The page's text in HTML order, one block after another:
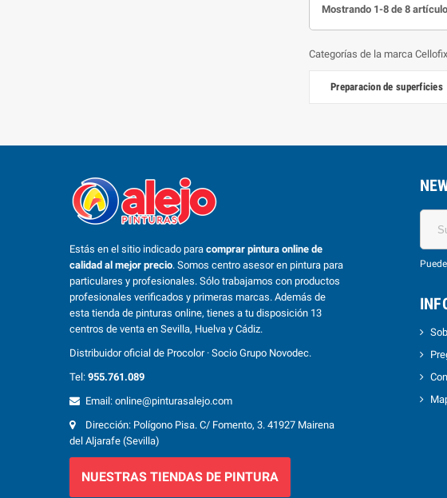
Mostrando 1-8 de 8
Categorías de la marca
Preparacion de superficies
Estás en el sitio indicado para comprar pintura online de
calidad al mejor precio. Somos centro asesor en pintura para
particulares y profesionales. Sólo trabajamos con productos
profesionales verificados y primeras marcas. Además de
esta tienda de pinturas online, tienes a tu disposición 13
centros de venta en Sevilla, Huelva y Cádiz.
Distribuidor oficial de Procolor · Socio Grupo Novodec.
Tel: 955.761.089
Email: online@pinturasalejo.com
Dirección: Polígono Pisa. C/ Fomento, 3. 41927 Mairena
del Aljarafe (Sevilla)
NUESTRAS TIENDAS DE PINTURA